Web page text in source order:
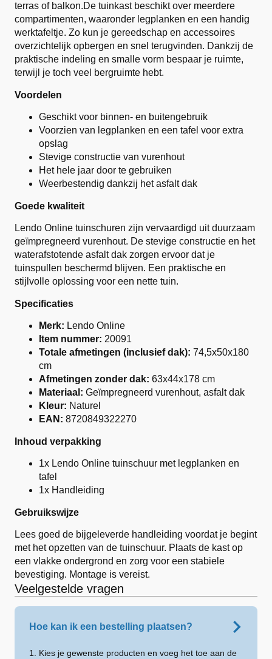
terras of balkon.De tuinkast beschikt over meerdere
compartimenten, waaronder legplanken en een handig
werktafeltje. Zo kun je gereedschap en accessoires
overzichtelijk opbergen en snel terugvinden. Dankzij de
praktische indeling en smalle vorm bespaar je ruimte,
terwijl je toch veel bergruimte hebt.
Voordelen
Geschikt voor binnen- en buitengebruik
Voorzien van legplanken en een tafel voor extra
opslag
Stevige constructie van vurenhout
Het hele jaar door te gebruiken
Weerbestendig dankzij het asfalt dak
Goede kwaliteit
Lendo Online tuinschuren zijn vervaardigd uit duurzaam
geïmpregneerd vurenhout. De stevige constructie en het
waterafstotende asfalt dak zorgen ervoor dat je
tuinspullen beschermd blijven. Een praktische en
stijlvolle oplossing voor een nette tuin.
Specificaties
Merk: Lendo Online
Item nummer: 20091
Totale afmetingen (inclusief dak): 74,5x50x180
cm
Afmetingen zonder dak: 63x44x178 cm
Materiaal: Geïmpregneerd vurenhout, asfalt dak
Kleur: Naturel
EAN: 8720849322270
Inhoud verpakking
1x Lendo Online tuinschuur met legplanken en
tafel
1x Handleiding
Gebruikswijze
Lees goed de bijgeleverde handleiding voordat je begint
met het opzetten van de tuinschuur. Plaats de kast op
een vlakke ondergrond en zorg voor een stabiele
bevestiging. Montage is vereist.
Veelgestelde vragen
Hoe kan ik een bestelling plaatsen?
1. Kies je gewenste producten en voeg het toe aan de